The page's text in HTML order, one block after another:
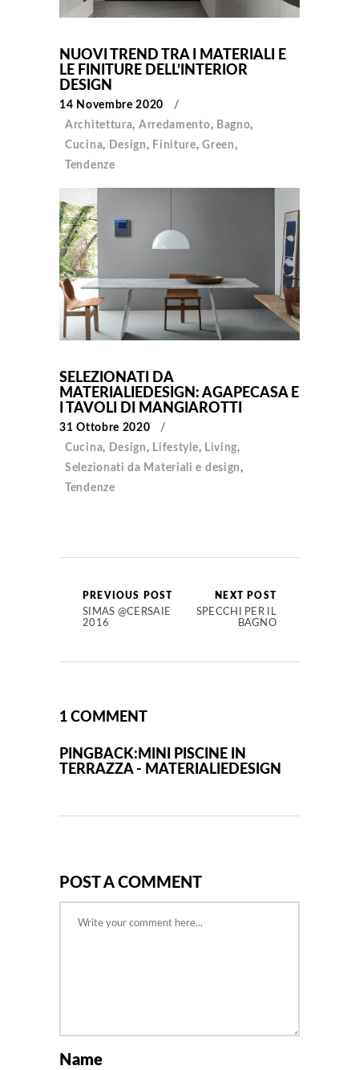
NUOVI TREND TRA I MATERIALI E
LE FINITURE DELL’INTERIOR
DESIGN
14 Novembre 2020
Architettura, Arredamento, Bagno,
Cucina, Design, Finiture,Green,
Tendenze
SELEZIONATI DA
MATERIALIEDESIGN: AGAPECASA E
I TAVOLI DI MANGIAROTTI
31 Ottobre 2020
Cucina, Design, Lifestyle, Living,
Selezionati da Materiali e design,
Tendenze
PREVIOUS POST
SIMAS @CERSAIE
2016
NEXT POST
SPECCHI PER IL
BAGNO
1 COMMENT
PINGBACK: MINI PISCINE IN
TERRAZZA - MATERIALIEDESIGN
POST A COMMENT
Name